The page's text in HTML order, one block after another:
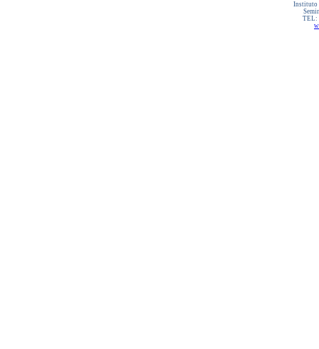
Instituto
TEL: